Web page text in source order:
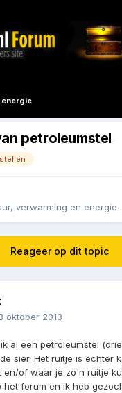
energie
petroleumstel
verwarming en energie
Reageer op dit topic
oktober 2013
al een petroleumstel
sier. Het ruitje is echter
en/of waar je zo'n ruitje
het forum en ik heb